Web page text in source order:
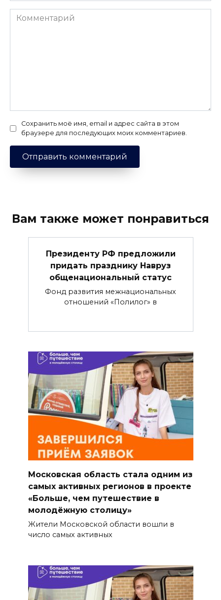
Комментарий
Сохранить моё имя, email и адрес сайта в этом
браузере для последующих моих комментариев.
Вам также может понравиться
Президенту РФ предложили
придать празднику Навруз
общенациональный статус
Фонд развития межнациональных
отношений «Полилог» в
Московская область стала одним из
самых активных регионов в проекте
«Больше, чем путешествие в
молодёжную столицу»
Жители Московской области вошли в
число самых активных